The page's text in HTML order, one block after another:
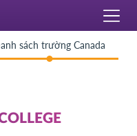
sách trường Canada